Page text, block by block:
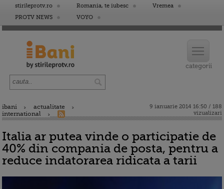
stirileprotv.ro Romania, te iubesc
Vremea
PROTV NEWS
VOYO
ibani
actualitate
international
9 ianuarie 2014 16:50 / 188
vizualizari
Italia ar putea vinde o participatie de
40% din compania de posta, pentru a
reduce indatorarea ridicata a tarii